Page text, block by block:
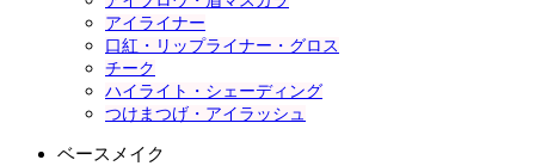
アイライナー
口紅・リップライナー・グロス
チーク
ハイライト・シェーディング
つけまつげ・アイラッシュ
ベースメイク